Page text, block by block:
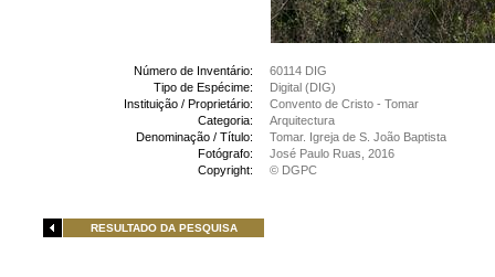
Número de Inventário:
60114 DIG
Tipo de Espécime:
Digital (DIG)
Instituição / Proprietário:
Convento de Cristo - Tomar
Categoria:
Arquitectura
Denominação / Título:
Tomar. Igreja de S. João Baptista
Fotógrafo:
José Paulo Ruas, 2016
Copyright:
© DGPC
RESULTADO DA PESQUISA